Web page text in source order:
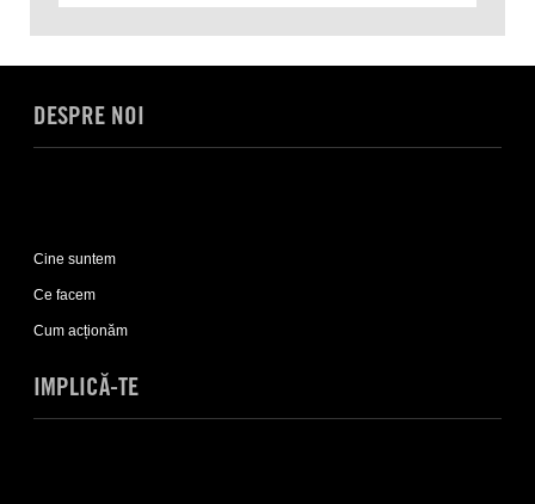
DESPRE NOI
Despre
noi
sub-
list
Cine suntem
Ce facem
Cum acționăm
IMPLICĂ-TE